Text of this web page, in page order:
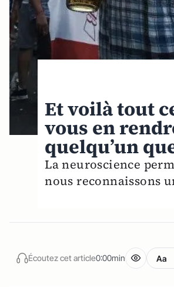
Et voilà tout
vous en
quelqu’un
La neuroscience
nous reconnaissons
Écoutez cet article0:00min Aa